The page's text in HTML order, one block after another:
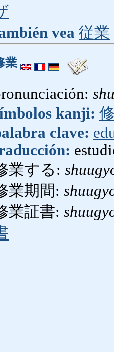
vea 従業
業
kanji:
clave:
業する:
業期間:
業証書: